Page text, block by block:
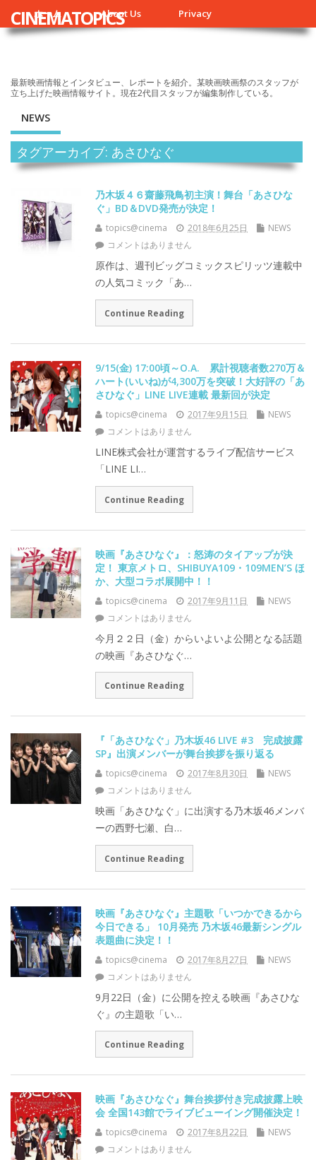
ホーム About Us Privacy
CINEMATOPICS
最新映画情報とインタビュー、レポートを紹介。某映画映画祭のスタッフが
立ち上げた映画情報サイト。現在2代目スタッフが編集制作している。
NEWS
タグアーカイブ: あさひなぐ
乃木坂４６齋藤飛鳥初主演！舞台「あさひな
ぐ」BD＆DVD発売が決定！
topics@cinema 2018年6月25日
NEWS
コメントはありません
原作は、週刊ビッグコミックスピリッツ連載中
の人気コミック「あ…
Continue Reading
9/15(金) 17:00頃～O.A. 累計視聴者数270万＆
ハート(いいね)が4,300万を突破！大好評の「あ
さひなぐ」LINE LIVE連載 最新回が決定
topics@cinema 2017年9月15日
NEWS
コメントはありません
LINE株式会社が運営するライブ配信サービス
「LINE LI…
Continue Reading
映画『あさひなぐ』：怒涛のタイアップが決
定！ 東京メトロ、SHIBUYA109・109MEN’S ほ
か、大型コラボ展開中！！
topics@cinema 2017年9月11日
NEWS
コメントはありません
今月２２日（金）からいよいよ公開となる話題
の映画『あさひなぐ…
Continue Reading
『「あさひなぐ」乃木坂46 LIVE #3 完成披露
SP』出演メンバーが舞台挨拶を振り返る
topics@cinema 2017年8月30日
NEWS
コメントはありません
映画「あさひなぐ」に出演する乃木坂46メンバ
ーの西野七瀬、白…
Continue Reading
映画『あさひなぐ』主題歌「いつかできるから
今日できる」 10月発売 乃木坂46最新シングル
表題曲に決定！！
topics@cinema 2017年8月27日
NEWS
コメントはありません
9月22日（金）に公開を控える映画『あさひな
ぐ』の主題歌「い…
Continue Reading
映画『あさひなぐ』舞台挨拶付き完成披露上映
会 全国143館でライブビューイング開催決定！
topics@cinema 2017年8月22日
NEWS
コメントはありません